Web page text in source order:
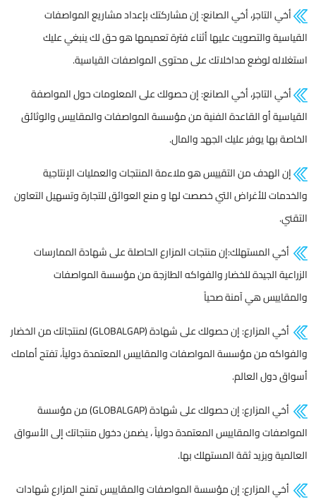
أخي التاجر، أخي الصانع: إن مشاركتك بإعداد مشاريع المواصفات
القياسية والتصويت عليها أثناء فترة تعميمها هو حق لك ينبغي عليك
استغلاله لوضع مداخلاتك على محتوى المواصفات القياسية.
أخي التاجر، أخي الصانع: إن حصولك على المعلومات حول المواصفة
القياسية أو القاعدة الفنية من مؤسسة المواصفات والمقاييس والوثائق
الخاصة بها يوفر عليك الجهد والمال.
إن الهدف من التقييس هو ملاءمة المنتجات والعمليات الإنتاجية
والخدمات للأغراض التي خصصت لها و منع العوائق للتجارة وتسهيل التعاون
التقني.
أخي المستهلك:إن منتجات المزارع الحاصلة على شهادة الممارسات
الزراعية الجيدة للخضار والفواكه الطازجة من مؤسسة المواصفات
والمقاييس هي آمنة صحياً
أخي المزارع: إن حصولك على شهادة (GLOBALGAP) لمنتجاتك من الخضار
والفواكه من مؤسسة المواصفات والمقاييس المعتمدة دولياً، تفتح أمامك
أسواق دول العالم.
أخي المزارع: إن حصولك على شهادة (GLOBALGAP) من مؤسسة
المواصفات والمقاييس المعتمدة دولياً ، يضمن دخول منتجاتك إلى الأسواق
العالمية ويزيد ثقة المستهلك بها.
أخي المزارع: إن مؤسسة المواصفات والمقاييس تمنح المزارع شهادات